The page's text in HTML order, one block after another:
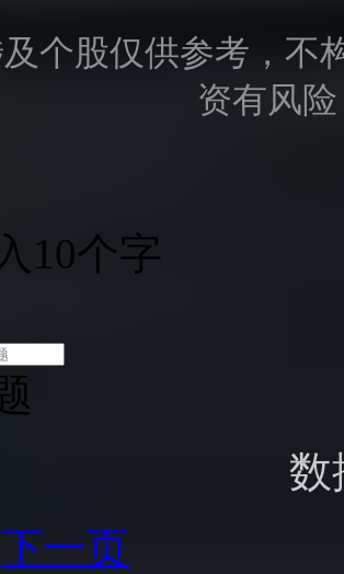
个股仅供参考，不
资有风
10个字
数
下一页